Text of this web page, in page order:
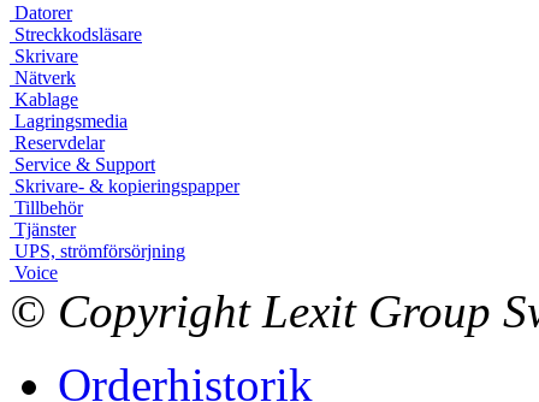
Datorer
Streckkodsläsare
Skrivare
Nätverk
Kablage
Lagringsmedia
Reservdelar
Service & Support
Skrivare- & kopieringspapper
Tillbehör
Tjänster
UPS, strömförsörjning
Voice
© Copyright Lexit Group
Orderhistorik